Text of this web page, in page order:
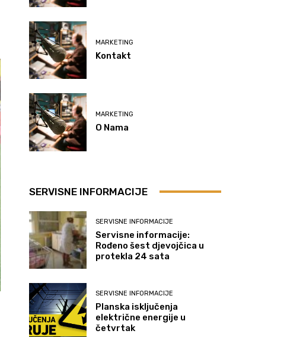
MARKETING
Kontakt
MARKETING
O Nama
SERVISNE INFORMACIJE
SERVISNE INFORMACIJE
Servisne informacije:
Rođeno šest djevojčica u
protekla 24 sata
SERVISNE INFORMACIJE
Planska isključenja
električne energije u
četvrtak